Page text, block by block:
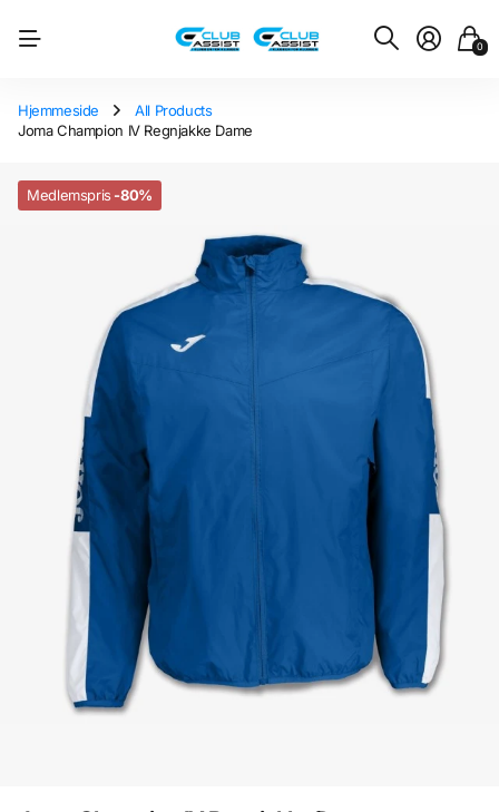
0
Hjemmeside
All Products
Joma Champion IV Regnjakke Dame
Medlemspris -80%